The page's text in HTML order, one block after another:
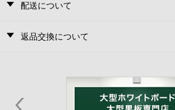
配送について
返品交換について